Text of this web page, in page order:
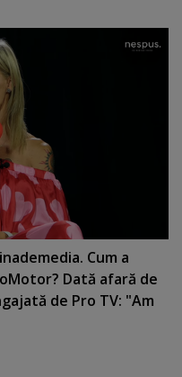
Cum a
Dată afară de
de Pro TV: "Am